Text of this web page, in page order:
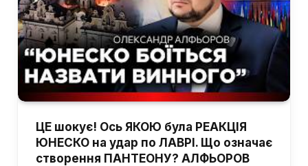
ЦЕ шокує! Ось ЯКОЮ була РЕАКЦІЯ
ЮНЕСКО на удар по ЛАВРІ. Що означає
створення ПАНТЕОНУ? АЛФЬОРОВ